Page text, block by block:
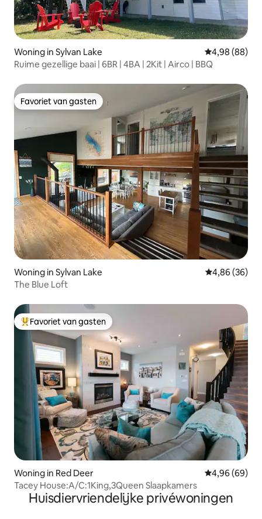
Woning in Sylvan Lake Gemiddelde
4,98 (88)
Ruime gezellige baai | 6BR | 4BA | 2Kit | Airco | BBQ
Favoriet van gasten
Favoriet van gasten
Woning in Sylvan Lake Gemiddelde
4,86 (36)
The Blue Loft
Topfavoriet van gasten
Favoriet van gasten
Woning in Red Deer Gemiddelde
4,96 (69)
Tacey House:A/C:1King,3Queen Slaapkamers
Huisdiervriendelijke privéwoningen